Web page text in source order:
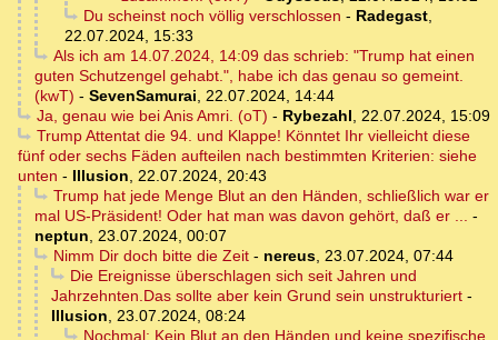
Du scheinst noch völlig verschlossen - Radegast,
22.07.2024, 15:33
Als ich am 14.07.2024, 14:09 das schrieb: "Trump hat einen
guten Schutzengel gehabt.", habe ich das genau so gemeint.
(kwT) - SevenSamurai, 22.07.2024, 14:44
Ja, genau wie bei Anis Amri. (oT) - Rybezahl, 22.07.2024, 15:09
Trump Attentat die 94. und Klappe! Könntet Ihr vielleicht diese
fünf oder sechs Fäden aufteilen nach bestimmten Kriterien: siehe
unten - Illusion, 22.07.2024, 20:43
Trump hat jede Menge Blut an den Händen, schließlich war er
mal US-Präsident! Oder hat man was davon gehört, daß er ... -
neptun, 23.07.2024, 00:07
Nimm Dir doch bitte die Zeit- nereus, 23.07.2024, 07:44
Die Ereignisse überschlagen sich seit Jahren und
Jahrzehnten.Das sollte aber kein Grund sein unstrukturiert -
Illusion, 23.07.2024, 08:24
Nochmal: Kein Blut an den Händen und keine spezifische